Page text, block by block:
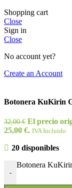
Shopping cart
Close
Sign in
Close
No account yet?
Create an Account
Botonera KuKirin
32,00€ El precio
25,00 €. IVA Incluido
20 disponibles
-
Botonera